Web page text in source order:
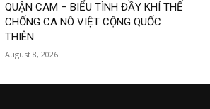
QUẬN CAM – BIỂU TÌNH ĐẦY KHÍ THẾ
CHỐNG CA NÔ VIỆT CỘNG QUỐC
THIÊN
August 8, 2026